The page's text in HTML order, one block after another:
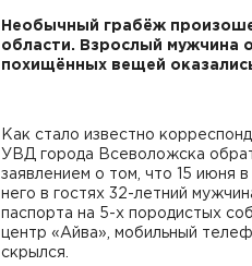
Необычный грабёж
области. Взрослый мужчина
похищённых вещей
Как стало известно
УВД города Всеволожска
заявлением о том, что 15 июня
него в гостях 32-летний
паспорта на 5-х породистых
центр «Айва», мобильный
скрылся.